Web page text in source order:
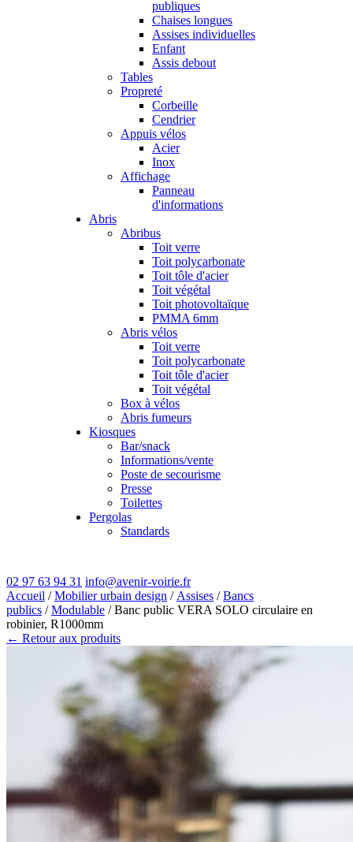
publiques
Chaises longues
Assises individuelles
Enfant
Assis debout
Tables
Propreté
Corbeille
Cendrier
Appuis vélos
Acier
Inox
Affichage
Panneau
d'informations
Abris
Abribus
Toit verre
Toit polycarbonate
Toit tôle d'acier
Toit végétal
Toit photovoltaïque
PMMA 6mm
Abris vélos
Toit verre
Toit polycarbonate
Toit tôle d'acier
Toit végétal
Box à vélos
Abris fumeurs
Kiosques
Bar/snack
Informations/vente
Poste de secourisme
Presse
Toilettes
Pergolas
Standards
02 97 63 94 31 info@avenir-voirie.fr
Accueil /Mobilier urbain design / Assises /Bancs
publics /Modulable / Banc public VERA SOLO circulaire en
robinier, R1000mm
← Retour aux produits